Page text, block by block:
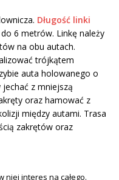
Długość linki
6 metrów. Linkę należy
na obu autach.
trójkątem
auta holowanego o
jechać z mniejszą
oraz hamować z
między autami. Trasa
zakrętów oraz
niej interes na całego.